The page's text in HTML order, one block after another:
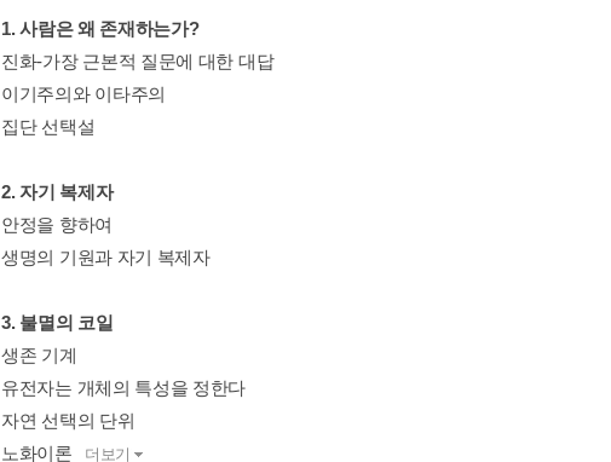
1. 사람은 왜 존재하는가?
진화-가장 근본적 질문에 대한 대답
이기주의와 이타주의
집단 선택설
2. 자기 복제자
안정을 향하여
생명의 기원과 자기 복제자
3. 불멸의 코일
생존 기계
유전자는 개체의 특성을 정한다
자연 선택의 단위
노화이론
더보기